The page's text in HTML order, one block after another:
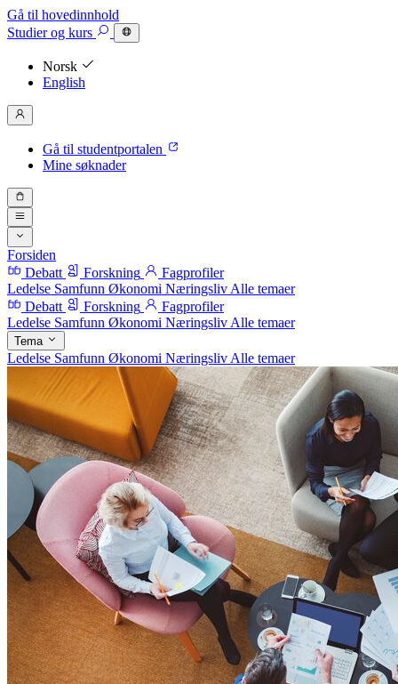
Gå til hovedinnhold
Studierog kurs
Norsk
English
Gå til studentportalen
Mine søknader
Forsiden
Debatt
Forskning
Fagprofiler
Ledelse Samfunn Økonomi Næringsliv Alle temaer
Debatt
Forskning
Fagprofiler
Ledelse Samfunn Økonomi Næringsliv Alle temaer
Tema
Ledelse Samfunn Økonomi Næringsliv Alle temaer